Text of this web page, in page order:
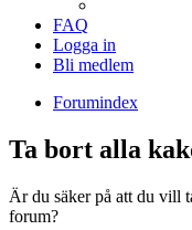
FAQ
Logga in
Bli medlem
Forumindex
Ta bort alla
Är du säker på att du vill
forum?